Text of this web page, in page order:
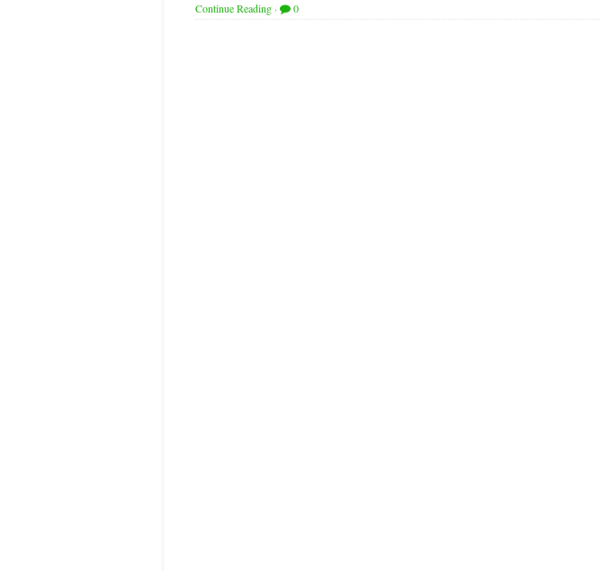
Continue Reading · 0